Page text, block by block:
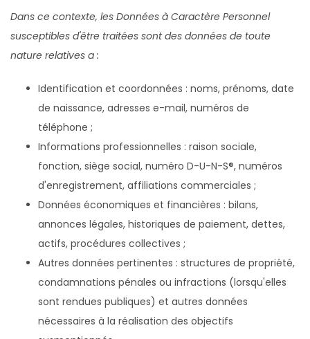
Dans ce contexte, les Données à Caractère Personnel
susceptibles d'être traitées sont des données de toute
nature relatives a :
Identification et coordonnées : noms, prénoms, date
de naissance, adresses e-mail, numéros de
téléphone ;
Informations professionnelles : raison sociale,
fonction, siège social, numéro D-U-N-S®, numéros
d'enregistrement, affiliations commerciales ;
Données économiques et financières : bilans,
annonces légales, historiques de paiement, dettes,
actifs, procédures collectives ;
Autres données pertinentes : structures de propriété,
condamnations pénales ou infractions (lorsqu'elles
sont rendues publiques) et autres données
nécessaires à la réalisation des objectifs